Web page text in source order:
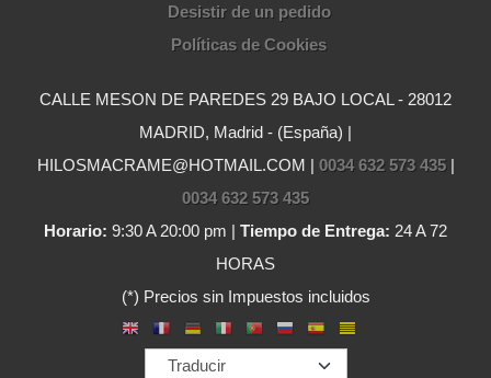
Desistir de un pedido
Políticas de Cookies
CALLE MESON DE PAREDES 29 BAJO LOCAL - 28012
MADRID, Madrid - (España) |
HILOSMACRAME@HOTMAIL.COM | 0034 632 573 435|
0034 632 573 435
Horario: 9:30 A 20:00 pm | Tiempo de Entrega: 24 A 72
HORAS
(*) Precios sin Impuestos incluidos